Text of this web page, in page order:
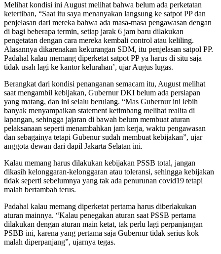
Melihat kondisi ini August melihat bahwa belum ada perketatan
ketertiban, “Saat itu saya menanyakan langsung ke satpot PP dan
penjelasan dari mereka bahwa ada masa-masa pengawasan dengan
di bagi beberapa termin, setiap jarak 6 jam baru dilakukan
pengetatan dengan cara mereka kembali control atau keliling.
Alasannya dikarenakan kekurangan SDM, itu penjelasan satpol PP.
Padahal kalau memang diperketat satpot PP ya harus di situ saja
tidak usah lagi ke kantor kelurahan’, ujar Augus lugas.
Berangkat dari kondisi penanganan semacam itu, August melihat
saat mengambil kebijakan, Gubernur DKI belum ada persiapan
yang matang, dan ini selalu berulang. “Mas Gubernur ini lebih
banyak menyampaikan statement ketimbang melihat realita di
lapangan, sehingga jajaran di bawah belum membuat aturan
pelaksanaan seperti menambahkan jam kerja, waktu pengawasan
dan sebagainya tetapi Gubenur sudah membuat kebijakan”, ujar
anggota dewan dari dapil Jakarta Selatan ini.
Kalau memang harus dilakukan kebijakan PSSB total, jangan
dikasih kelonggaran-kelonggaran atau toleransi, sehingga kebijakan
tidak seperti sebelumnya yang tak ada penurunan covid19 tetapi
malah bertambah terus.
Padahal kalau memang diperketat pertama harus diberlakukan
aturan mainnya. “Kalau penegakan aturan saat PSSB pertama
dilakukan dengan aturan main ketat, tak perlu lagi perpanjangan
PSBB ini, karena yang pertama saja Gubernur tidak serius kok
malah diperpanjang”, ujarnya tegas.